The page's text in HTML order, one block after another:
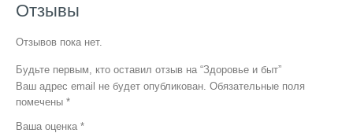
Отзывы
Отзывов пока нет.
Будьте первым, кто оставил отзыв на “Здоровье и быт”
Ваш адрес email не будет опубликован. Обязательные поля
помечены *
Ваша оценка *